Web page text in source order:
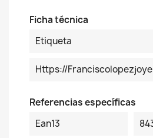
Ficha técnica
Etiqueta
Https://
Referencias específicas
Ean13